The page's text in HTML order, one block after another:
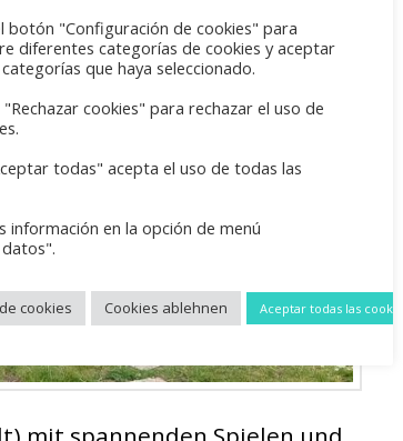
botón "Configuración de cookies" para
diferentes categorías de cookies y aceptar
que haya seleccionado.
cookies" para rechazar el uso de
todas" acepta el uso de todas las
información en la opción de menú
cookies Cookies ablehnen Aceptar todas las cookies